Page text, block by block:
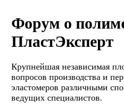
Форум о
ПластЭксперт
Крупнейшая независимая
вопросов производства и
эластомеров различными
ведущих специалистов.